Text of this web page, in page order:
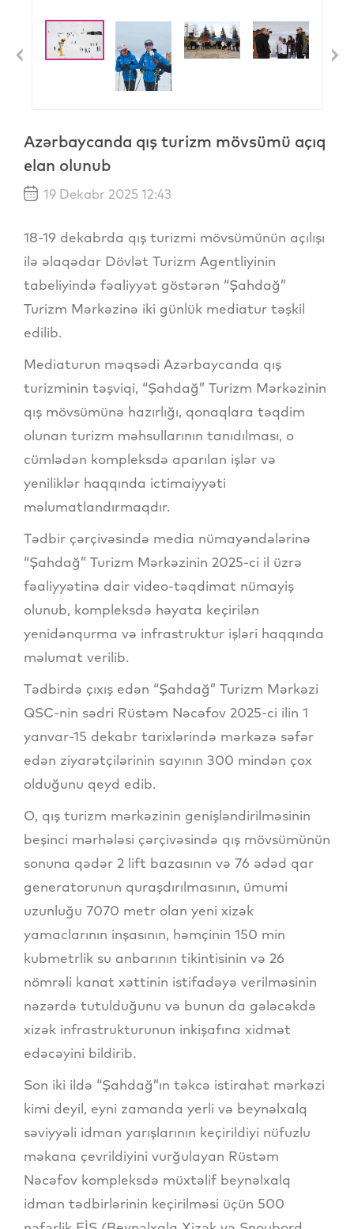
Previous
Azərbaycanda qış turizm mövsümü açıq
elan olunub
19 Dekabr 2025 12:43
18-19 dekabrda qış turizmi mövsümünün açılışı
ilə əlaqədar Dövlət Turizm Agentliyinin
tabeliyində fəaliyyət göstərən “Şahdağ”
Turizm Mərkəzinə iki günlük mediatur təşkil
edilib.
Mediaturun məqsədi Azərbaycanda qış
turizminin təşviqi, “Şahdağ” Turizm Mərkəzinin
qış mövsümünə hazırlığı, qonaqlara təqdim
olunan turizm məhsullarının tanıdılması, o
cümlədən kompleksdə aparılan işlər və
yeniliklər haqqında ictimaiyyəti
məlumatlandırmaqdır.
Tədbir çərçivəsində media nümayəndələrinə
“Şahdağ” Turizm Mərkəzinin 2025-ci il üzrə
fəaliyyətinə dair video-təqdimat nümayiş
olunub, kompleksdə həyata keçirilən
yenidənqurma və infrastruktur işləri haqqında
məlumat verilib.
Tədbirdə çıxış edən “Şahdağ” Turizm Mərkəzi
QSC-nin sədri Rüstəm Nəcəfov 2025-ci ilin 1
yanvar-15 dekabr tarixlərində mərkəzə səfər
edən ziyarətçilərinin sayının 300 mindən çox
olduğunu qeyd edib.
O, qış turizm mərkəzinin genişləndirilməsinin
beşinci mərhələsi çərçivəsində qış mövsümünün
sonuna qədər 2 lift bazasının və 76 ədəd qar
generatorunun quraşdırılmasının, ümumi
uzunluğu 7070 metr olan yeni xizək
yamaclarının inşasının, həmçinin 150 min
kubmetrlik su anbarının tikintisinin və 26
nömrəli kanat xəttinin istifadəyə verilməsinin
nəzərdə tutulduğunu və bunun da gələcəkdə
xizək infrastrukturunun inkişafına xidmət
edəcəyini bildirib.
Son iki ildə “Şahdağ”ın təkcə istirahət mərkəzi
kimi deyil, eyni zamanda yerli və beynəlxalq
səviyyəli idman yarışlarının keçirildiyi nüfuzlu
məkana çevrildiyini vurğulayan Rüstəm
Nəcəfov kompleksdə müxtəlif beynəlxalq
idman tədbirlərinin keçirilməsi üçün 500